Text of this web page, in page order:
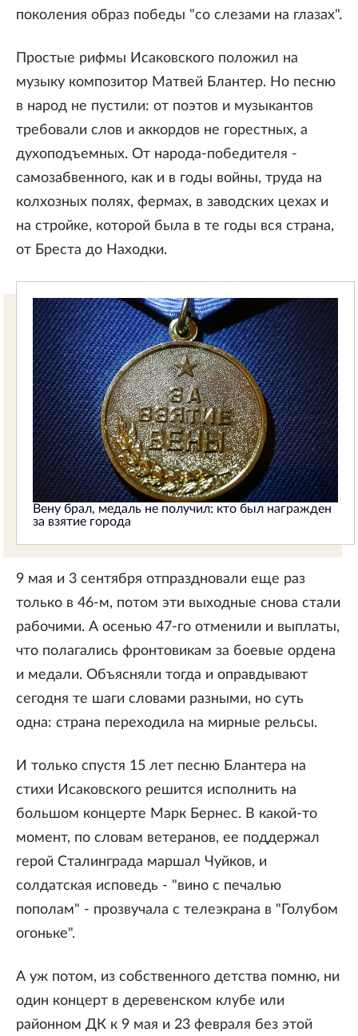
поколения образ победы "со слезами на глазах".
Простые рифмы Исаковского положил на
музыку композитор Матвей Блантер. Но песню
в народ не пустили: от поэтов и музыкантов
требовали слов и аккордов не горестных, а
духоподъемных. От народа-победителя -
самозабвенного, как и в годы войны, труда на
колхозных полях, фермах, в заводских цехах и
на стройке, которой была в те годы вся страна,
от Бреста до Находки.
Вену брал, медаль не получил: кто был награжден
за взятие города
9 мая и 3 сентября отпраздновали еще раз
только в 46-м, потом эти выходные снова стали
рабочими. А осенью 47-го отменили и выплаты,
что полагались фронтовикам за боевые ордена
и медали. Объясняли тогда и оправдывают
сегодня те шаги словами разными, но суть
одна: страна переходила на мирные рельсы.
И только спустя 15 лет песню Блантера на
стихи Исаковского решится исполнить на
большом концерте Марк Бернес. В какой-то
момент, по словам ветеранов, ее поддержал
герой Сталинграда маршал Чуйков, и
солдатская исповедь - "вино с печалью
пополам" - прозвучала с телеэкрана в "Голубом
огоньке".
А уж потом, из собственного детства помню, ни
один концерт в деревенском клубе или
районном ДК к 9 мая и 23 февраля без этой